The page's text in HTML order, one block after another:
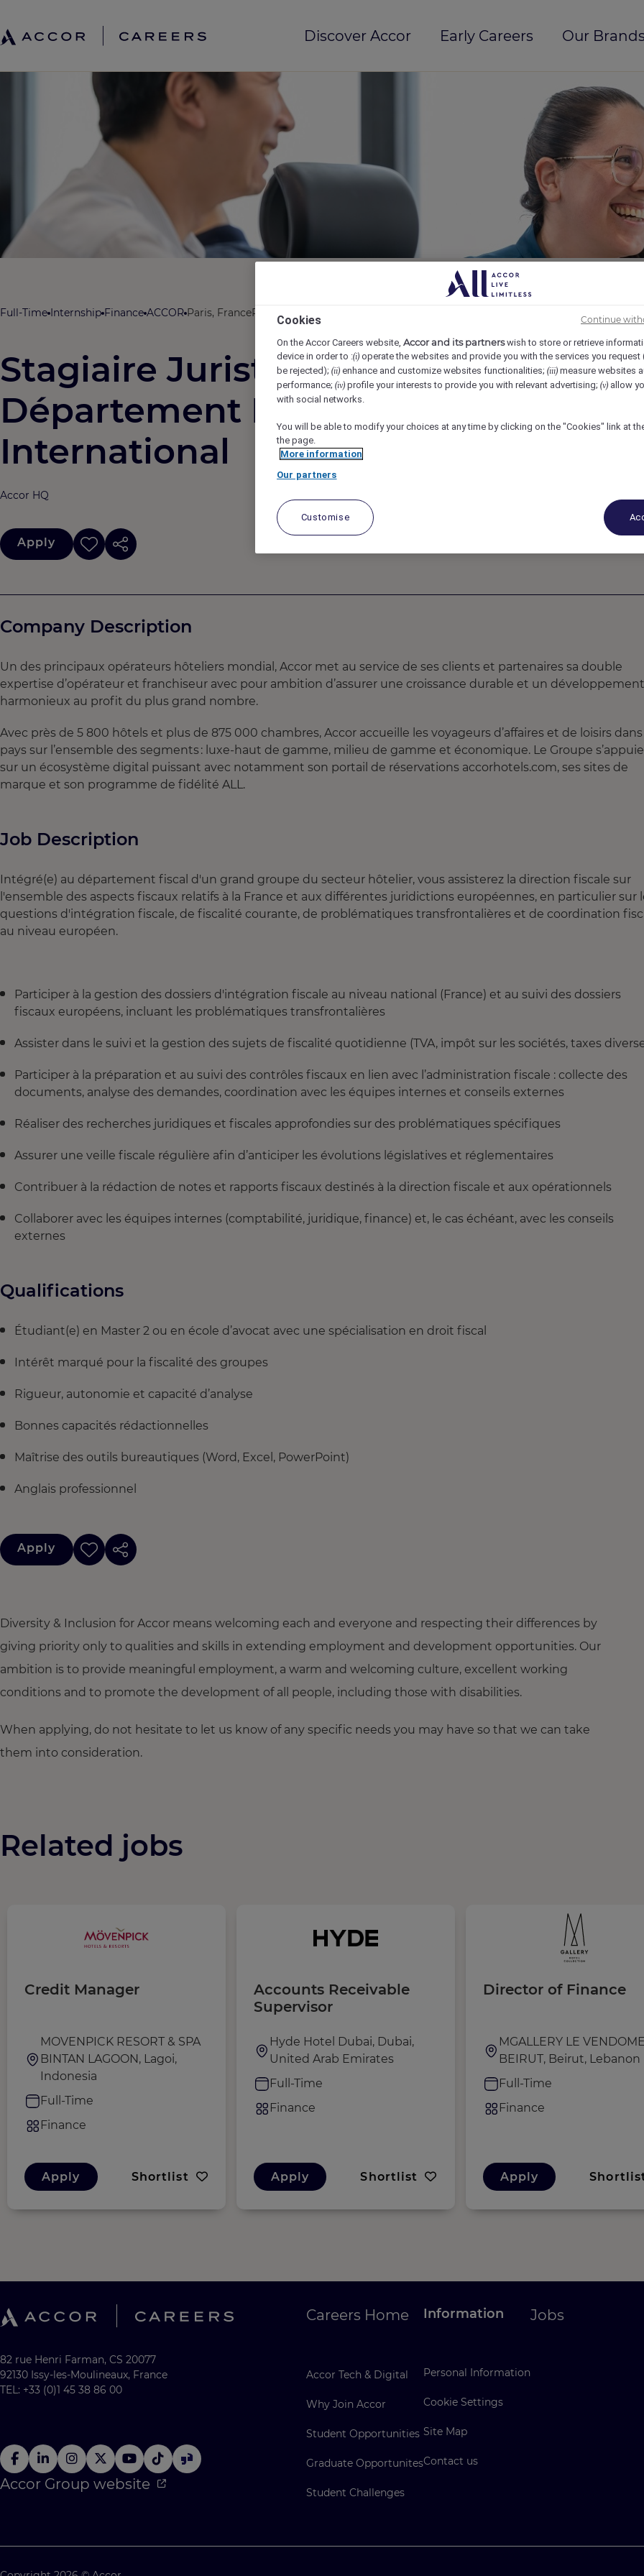
Discover Accor Early Careers Our
Full-Time Internship Finance ACCOR Paris, FranceREF6381O
Stagiaire Juriste Fiscaliste (H/F/X) –
Département Fiscalité France et
International
Accor HQ
Apply
Company Description
Un des principaux opérateurs hôteliers mondial, Accor met au service de ses clients et partenaires sa double
expertise d’opérateur et franchiseur avec pour ambition d’assurer une croissance durable et un développement
harmonieux au profit du plus grand nombre.
Avec près de 5 800 hôtels et plus de 875 000 chambres, Accor accueille les voyageurs d’affaires et de loisirs dans
pays sur l’ensemble des segments : luxe-haut de gamme, milieu de gamme et économique. Le Groupe s’appuie
sur un écosystème digital puissant avec notamment son portail de réservations accorhotels.com, ses sites de
marque et son programme de fidélité ALL.
Job Description
Intégré(e) au département fiscal d'un grand groupe du secteur hôtelier, vous assisterez la direction fiscale sur
l'ensemble des aspects fiscaux relatifs à la France et aux différentes juridictions européennes, en particulier sur
questions d'intégration fiscale, de fiscalité courante, de problématiques transfrontalières et de coordination
au niveau européen.
Participer à la gestion des dossiers d'intégration fiscale au niveau national (France) et au suivi des dossiers
fiscaux européens, incluant les problématiques transfrontalières
Assister dans le suivi et la gestion des sujets de fiscalité quotidienne (TVA, impôt sur les sociétés, taxes
Participer à la préparation et au suivi des contrôles fiscaux en lien avec l’administration fiscale : collecte des
documents, analyse des demandes, coordination avec les équipes internes et conseils externes
Réaliser des recherches juridiques et fiscales approfondies sur des problématiques spécifiques
Assurer une veille fiscale régulière afin d’anticiper les évolutions législatives et réglementaires
Contribuer à la rédaction de notes et rapports fiscaux destinés à la direction fiscale et aux opérationnels
Collaborer avec les équipes internes (comptabilité, juridique, finance) et, le cas échéant, avec les conseils
externes
Qualifications
Étudiant(e) en Master 2 ou en école d’avocat avec une spécialisation en droit fiscal
Intérêt marqué pour la fiscalité des groupes
Rigueur, autonomie et capacité d’analyse
Bonnes capacités rédactionnelles
Maîtrise des outils bureautiques (Word, Excel, PowerPoint)
Anglais professionnel
Apply
Diversity & Inclusion for Accor means welcoming each and everyone and respecting their differences by
giving priority only to qualities and skills in extending employment and development opportunities. Our
ambition is to provide meaningful employment, a warm and welcoming culture, excellent working
conditions and to promote the development of all people, including those with disabilities.
When applying, do not hesitate to let us know of any specific needs you may have so that we can take
them into consideration.
Related jobs
Credit Manager
MOVENPICK RESORT & SPA
BINTAN LAGOON, Lagoi,
Indonesia
Full-Time
Finance
Apply Shortlist
Accounts Receivable
Supervisor
Hyde Hotel Dubai, Dubai,
United Arab Emirates
Full-Time
Finance
Apply Shortlist
Director of Finance
MGALLERY LE
BEIRUT, Beirut, Lebanon
Full-Time
Finance
Apply
82 rue Henri Farman, CS 20077
92130 Issy-les-Moulineaux, France
TEL: +33 (0)1 45 38 86 00
Accor Group website
Careers Home
Accor Tech & Digital
Why Join Accor
Student Opportunities
Graduate Opportunites
Student Challenges
Information
Personal Information
Cookie Settings
Site Map
Contact us
Jobs
Cookies
On the Accor Careers website, Accor and its partnerswish to store or retrieve
device in order to :(i) operate the websites and provide you with the services you request
be rejected); (ii) enhance and customize websites functionalities; (iii) measure websites
performance; (iv) profile your interests to provide you with relevant advertising; (v) allow
with social networks.
You will be able to modify your choices at any time by clicking on the "Cookies" link at
the page.
More information
Our partners
Customise
Continue